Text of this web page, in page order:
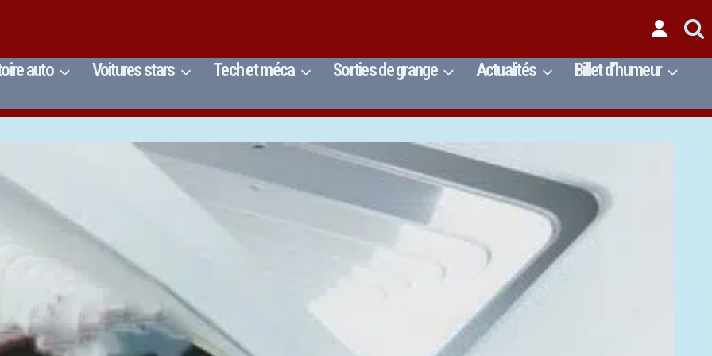
auto Voitures stars Tech et méca Sorties de grange Actualités
Billet d’humeur